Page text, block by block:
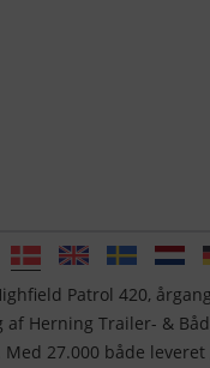
Patrol 420,
af Herning Trailer- &
27.000 både